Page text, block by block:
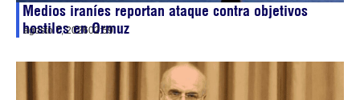
Medios iraníes reportan ataque contra objetivos
hostiles en Ormuz
agosto 7, 202602:59